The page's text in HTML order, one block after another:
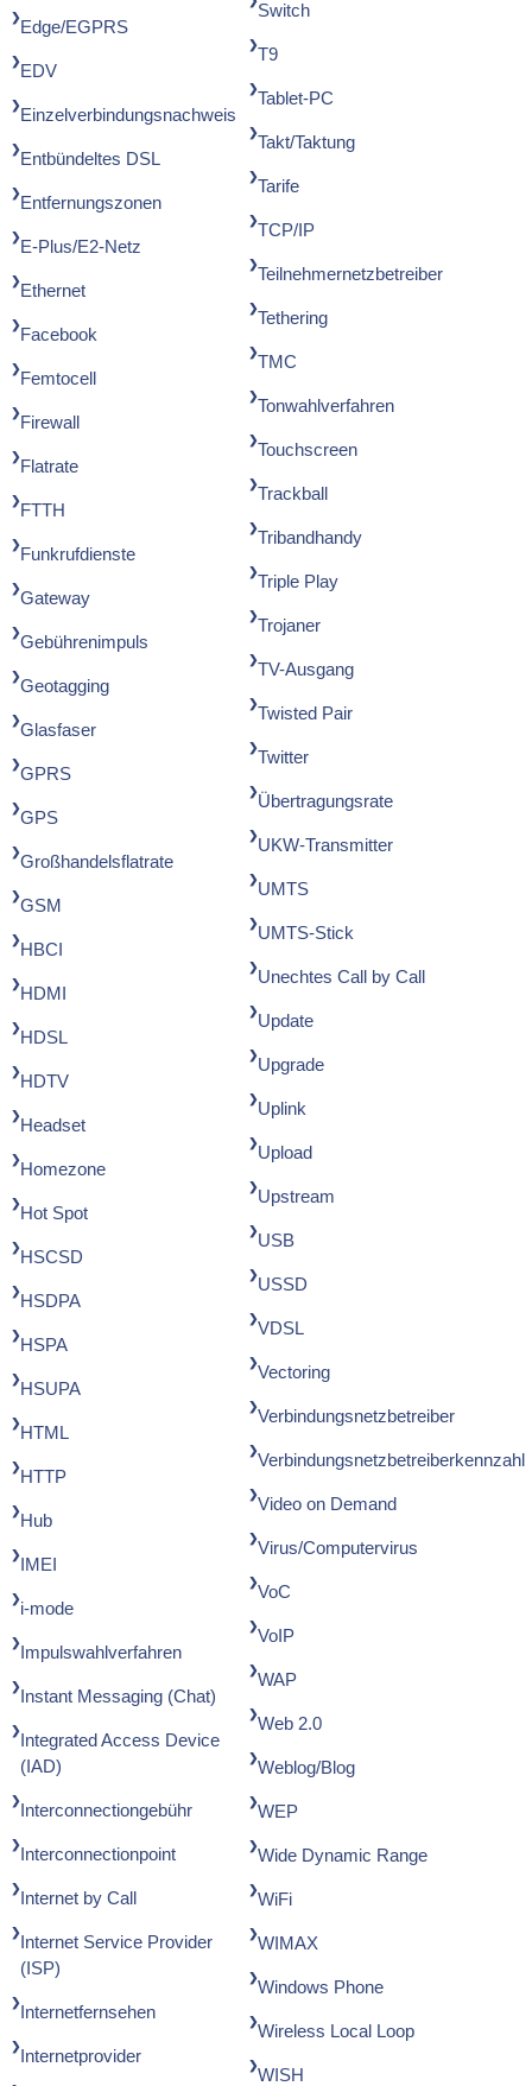
Edge/EGPRS
EDV
Einzelverbindungsnachweis
Entbündeltes DSL
Entfernungszonen
E-Plus/E2-Netz
Ethernet
Facebook
Femtocell
Firewall
Flatrate
FTTH
Funkrufdienste
Gateway
Gebührenimpuls
Geotagging
Glasfaser
GPRS
GPS
Großhandelsflatrate
GSM
HBCI
HDMI
HDSL
HDTV
Headset
Homezone
Hot Spot
HSCSD
HSDPA
HSPA
HSUPA
HTML
HTTP
Hub
IMEI
i-mode
Impulswahlverfahren
Instant Messaging (Chat)
Integrated Access Device
(IAD)
Interconnectiongebühr
Interconnectionpoint
Internet by Call
Internet Service Provider
(ISP)
Internetfernsehen
Internetprovider
Switch
T9
Tablet-PC
Takt/Taktung
Tarife
TCP/IP
Teilnehmernetzbetreiber
Tethering
TMC
Tonwahlverfahren
Touchscreen
Trackball
Tribandhandy
Triple Play
Trojaner
TV-Ausgang
Twisted Pair
Twitter
Übertragungsrate
UKW-Transmitter
UMTS
UMTS-Stick
Unechtes Call by Call
Update
Upgrade
Uplink
Upload
Upstream
USB
USSD
VDSL
Vectoring
Verbindungsnetzbetreiber
Verbindungsnetzbetreiberkennzahl
Video on Demand
Virus/Computervirus
VoC
VoIP
WAP
Web 2.0
Weblog/Blog
WEP
Wide Dynamic Range
WiFi
WIMAX
Windows Phone
Wireless Local Loop
WISH